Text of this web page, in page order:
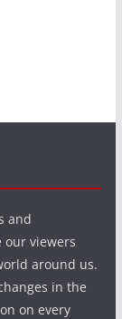
and
our viewers
around us.
in the
on every